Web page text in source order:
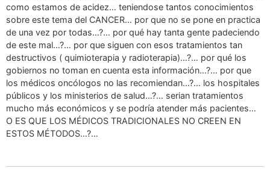
como estamos de acidez… teniendose tantos conocimientos
sobre este tema del CANCER… por que no se pone en practica
de una vez por todas…?… por qué hay tanta gente padeciendo
de este mal…?… por que siguen con esos tratamientos tan
destructivos ( quimioterapia y radioterapia)…?… por qué los
gobiernos no toman en cuenta esta información…?… por que
los médicos oncólogos no las recomiendan…?… los hospitales
públicos y los ministerios de salud…?… serian tratamientos
mucho más económicos y se podría atender más pacientes…
O ES QUE LOS MÉDICOS TRADICIONALES NO CREEN EN
ESTOS MÉTODOS…?…